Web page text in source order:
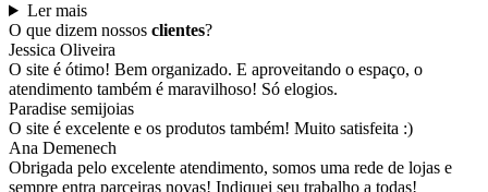
Ler mais
O que dizem nossos clientes?
Jessica Oliveira
O site é ótimo! Bem organizado. E aproveitando o espaço, o
atendimento também é maravilhoso! Só elogios.
Paradise semijoias
O site é excelente e os produtos também! Muito satisfeita :)
Ana Demenech
Obrigada pelo excelente atendimento, somos uma rede de lojas e
sempre entra parceiras novas! Indiquei seu trabalho a todas!